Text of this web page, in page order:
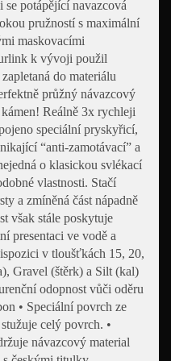
potápějící navazcová
pružností s maximální
maskovacími
k vývoji použil
do materiálu
průžný návazcový
Reálně 3x rychleji
speciální pryskyřicí,
“anti-zamotávací” a
o klasickou svlékací
vlastnosti. Stačí
a zmíněná část nápadně
však stále poskytuje
presentaci ve vodě a
v tloušťkách 15, 20,
Gravel (štěrk) a Silt (kal)
odopnost vůči oděru
• Speciální povrch ze
celý povrch. •
návazcový material